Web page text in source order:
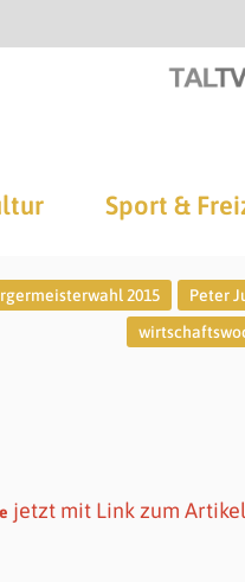
Sport &
2015
Peter
jetzt mit Link zum Artikel